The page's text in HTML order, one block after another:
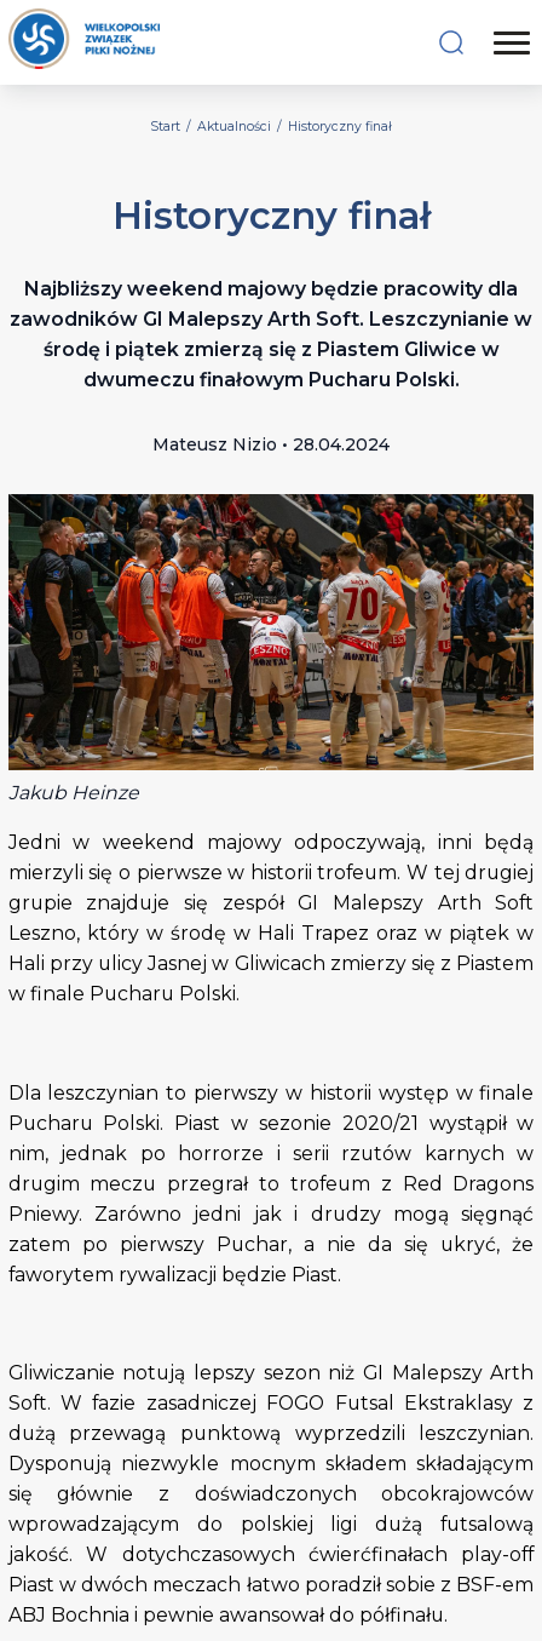
Start / Aktualności / Historyczny finał
Historyczny finał
Najbliższy weekend majowy będzie pracowity dla
zawodników GI Malepszy Arth Soft. Leszczynianie w
środę i piątek zmierzą się z Piastem Gliwice w
dwumeczu finałowym Pucharu Polski.
Mateusz Nizio • 28.04.2024
Jakub Heinze
Jedni w weekend majowy odpoczywają, inni będą
mierzyli się o pierwsze w historii trofeum. W tej drugiej
grupie znajduje się zespół GI Malepszy Arth Soft
Leszno, który w środę w Hali Trapez oraz w piątek w
Hali przy ulicy Jasnej w Gliwicach zmierzy się z Piastem
w finale Pucharu Polski.
Dla leszczynian to pierwszy w historii występ w finale
Pucharu Polski. Piast w sezonie 2020/21 wystąpił w
nim, jednak po horrorze i serii rzutów karnych w
drugim meczu przegrał to trofeum z Red Dragons
Pniewy. Zarówno jedni jak i drudzy mogą sięgnąć
zatem po pierwszy Puchar, a nie da się ukryć, że
faworytem rywalizacji będzie Piast.
Gliwiczanie notują lepszy sezon niż GI Malepszy Arth
Soft. W fazie zasadniczej FOGO Futsal Ekstraklasy z
dużą przewagą punktową wyprzedzili leszczynian.
Dysponują niezwykle mocnym składem składającym
się głównie z doświadczonych obcokrajowców
wprowadzającym do polskiej ligi dużą futsalową
jakość. W dotychczasowych ćwierćfinałach play-off
Piast w dwóch meczach łatwo poradził sobie z BSF-em
ABJ Bochnia i pewnie awansował do półfinału.